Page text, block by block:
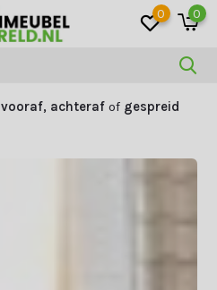
0 0
vooraf, achteraf of gespreid